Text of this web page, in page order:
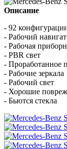
Описание
- 92
- Рабочий
- Рабочая
- PBR свет
- Проработанное
- Рабочие зеркала
- Рабочий свет
- Хорошие
- Бьются стекла